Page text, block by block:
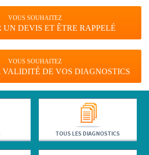
VOUS SOUHAITEZ
DEVIS ET ÊTRE RAPPELÉ
VOUS SOUHAITEZ
DE VOS DIAGNOSTICS
TOUS LES DIAGNOSTICS